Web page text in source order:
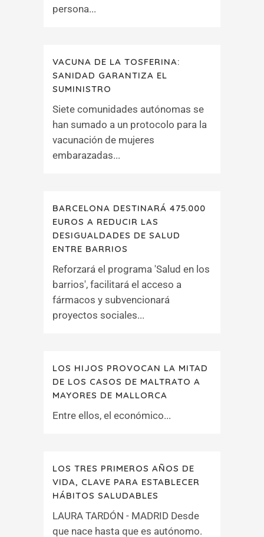
persona...
VACUNA DE LA TOSFERINA:
SANIDAD GARANTIZA EL
SUMINISTRO
Siete comunidades autónomas se
han sumado a un protocolo para la
vacunación de mujeres
embarazadas...
BARCELONA DESTINARÁ 475.000
EUROS A REDUCIR LAS
DESIGUALDADES DE SALUD
ENTRE BARRIOS
Reforzará el programa 'Salud en los
barrios', facilitará el acceso a
fármacos y subvencionará
proyectos sociales...
LOS HIJOS PROVOCAN LA MITAD
DE LOS CASOS DE MALTRATO A
MAYORES DE MALLORCA
Entre ellos, el económico...
LOS TRES PRIMEROS AÑOS DE
VIDA, CLAVE PARA ESTABLECER
HÁBITOS SALUDABLES
LAURA TARDÓN - MADRID Desde
que nace hasta que es autónomo.